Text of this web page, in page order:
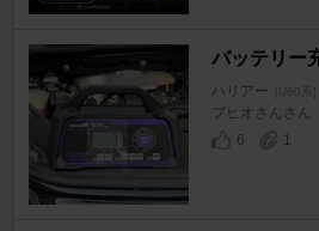
バッテリー
ハリアー [U60系]
ブヒオさんさん
6
1